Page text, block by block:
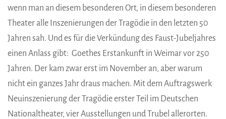
wenn man an diesem besonderen Ort, in diesem besonderen
Theater alle Inszenierungen der Tragödie in den letzten 50
Jahren sah. Und es für die Verkündung des Faust-Jubeljahres
einen Anlass gibt: Goethes Erstankunft in Weimar vor 250
Jahren. Der kam zwar erst im November an, aber warum
nicht ein ganzes Jahr draus machen. Mit dem Auftragswerk
Neuinszenierung der Tragödie erster Teil im Deutschen
Nationaltheater, vier Ausstellungen und Trubel allerorten.